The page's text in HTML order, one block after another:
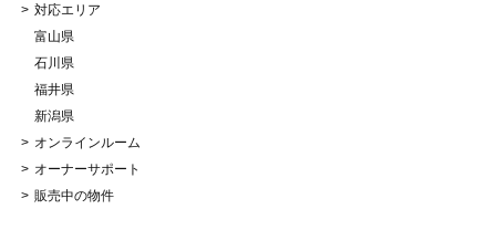
対応エリア
富山県
石川県
福井県
新潟県
オンラインルーム
オーナーサポート
販売中の物件